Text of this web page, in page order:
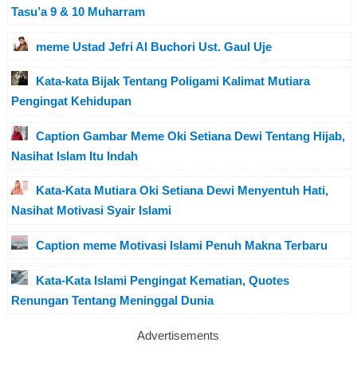
Tasu’a 9 & 10 Muharram
meme Ustad Jefri Al Buchori Ust. Gaul Uje
Kata-kata Bijak Tentang Poligami Kalimat Mutiara
Pengingat Kehidupan
Caption Gambar Meme Oki Setiana Dewi Tentang Hijab,
Nasihat Islam Itu Indah
Kata-Kata Mutiara Oki Setiana Dewi Menyentuh Hati,
Nasihat Motivasi Syair Islami
Caption meme Motivasi Islami Penuh Makna Terbaru
Kata-Kata Islami Pengingat Kematian, Quotes
Renungan Tentang Meninggal Dunia
Advertisements